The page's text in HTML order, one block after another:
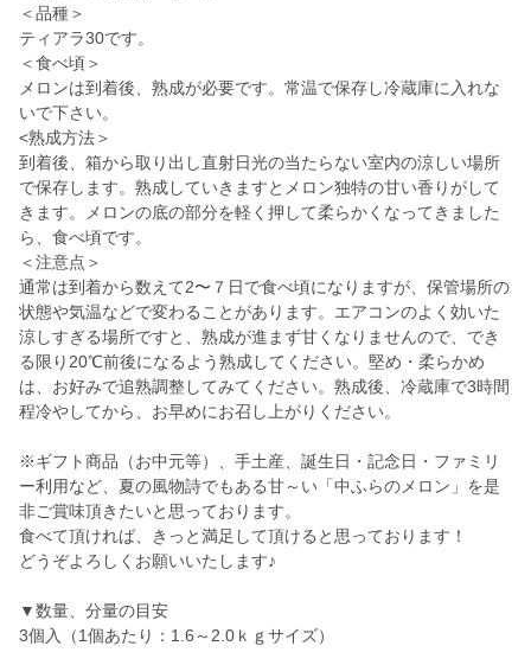
＜品種＞
ティアラ30です。
＜食べ頃＞
メロンは到着後、熟成が必要です。常温で保存し冷蔵庫に入れな
いで下さい。
<熟成方法＞
到着後、箱から取り出し直射日光の当たらない室内の涼しい場所
で保存します。熟成していきますとメロン独特の甘い香りがして
きます。メロンの底の部分を軽く押して柔らかくなってきました
ら、食べ頃です。
＜注意点＞
通常は到着から数えて2〜７日で食べ頃になりますが、保管場所の
状態や気温などで変わることがあります。エアコンのよく効いた
涼しすぎる場所ですと、熟成が進まず甘くなりませんので、でき
る限り20℃前後になるよう熟成してください。堅め・柔らかめ
は、お好みで追熟調整してみてください。熟成後、冷蔵庫で3時間
程冷やしてから、お早めにお召し上がりください。
※ギフト商品（お中元等）、手土産、誕生日・記念日・ファミリ
ー利用など、夏の風物詩でもある甘～い「中ふらのメロン」を是
非ご賞味頂きたいと思っております。
食べて頂ければ、きっと満足して頂けると思っております！
どうぞよろしくお願いいたします♪
▼数量、分量の目安
3個入（1個あたり：1.6～2.0ｋｇサイズ）